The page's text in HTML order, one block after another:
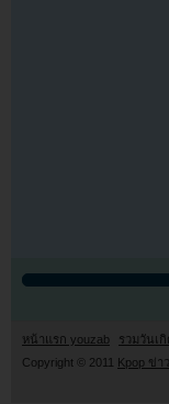
หน้าแรก youzab รวมวันเ
Copyright © 2011 Kpop ข่า